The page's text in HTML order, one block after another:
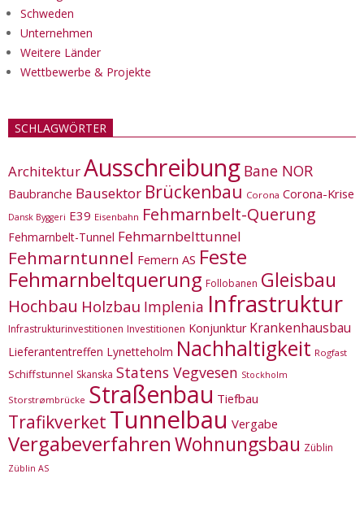
Schweden
Unternehmen
Weitere Länder
Wettbewerbe & Projekte
SCHLAGWÖRTER
ArchitekturAusschreibung Bane NOR
Baubranche Bausektor Brückenbau Corona Corona-Krise
Dansk Byggeri E39 Eisenbahn Fehmarnbelt-Querung
Fehmarnbelt-Tunnel Fehmarnbelttunnel
Fehmarntunnel Femern AS Feste
Fehmarnbeltquerung Follobanen Gleisbau
Hochbau Holzbau Implenia Infrastruktur
Infrastrukturinvestitionen Investitionen Konjunktur Krankenhausbau
Lieferantentreffen Lynetteholm Nachhaltigkeit Rogfast
Schiffstunnel Skanska Statens Vegvesen Stockholm
Storstrømbrücke Straßenbau Tiefbau
Trafikverket Tunnelbau Vergabe
VergabeverfahrenWohnungsbau Züblin
Züblin AS